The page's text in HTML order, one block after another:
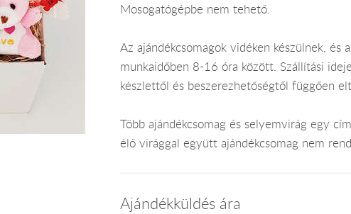
Mosogatógépbe nem tehető.
Az ajándékcsomagok vidéken készülnek, és
munkaidőben 8-16 óra között. Szállítási
készlettől és beszerezhetőségtől függően
Több ajándékcsomag és selyemvirág egy
élő virággal együtt ajándékcsomag nem
Ajándékküldés ára